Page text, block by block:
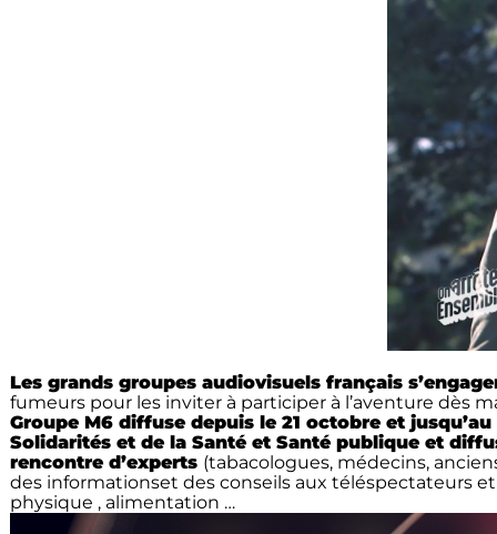
Les grands groupes audiovisuels français
fumeurs pour les inviter à participer à l’aventure dès
Groupe M6 diffuse depuis le 21 octobre et
Solidarités et de la Santé et Santé publique et
rencontre d’experts (tabacologues, médecins,
des informationset des conseils aux téléspectateurs
physique , alimentation …
Lecteur